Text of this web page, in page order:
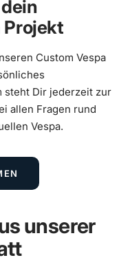
Projekt
Custom Vespa
steht Dir jederzeit zur
allen Fragen rund
Vespa.
unserer
mit